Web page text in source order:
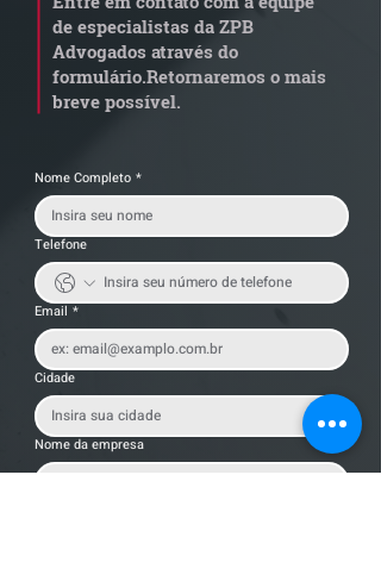
por penosidade e acende
alerta para
transportadoras
de especialistas da ZPB
Advogados através do
formulário.Retornaremos o mais
breve possível.
Nome Completo *
Telefone
Email *
Cidade
Nome da empresa